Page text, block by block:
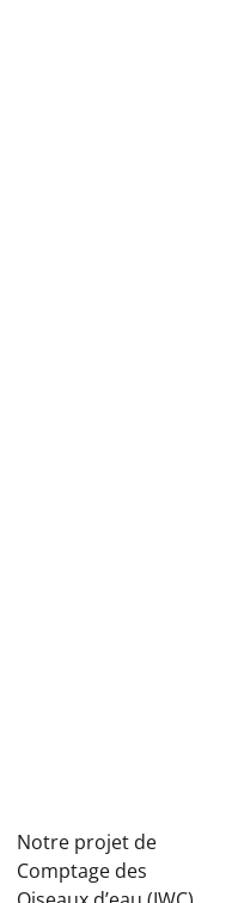
Notre projet de
Comptage des